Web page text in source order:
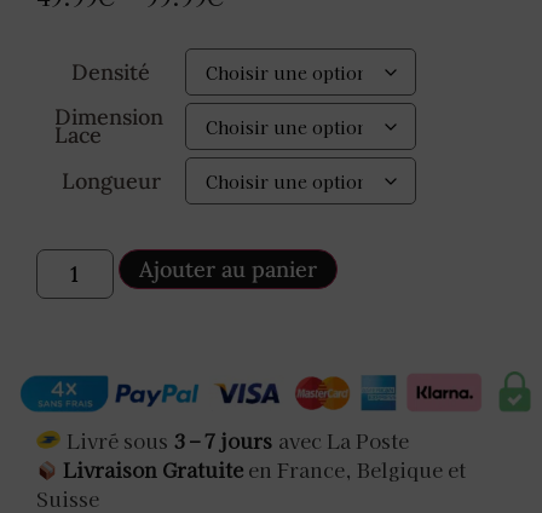
Densité
Dimension
Lace
Longueur
Ajouter au panier
Livré sous 3 – 7 jours avec La Poste
Livraison Gratuite en France, Belgique et
Suisse